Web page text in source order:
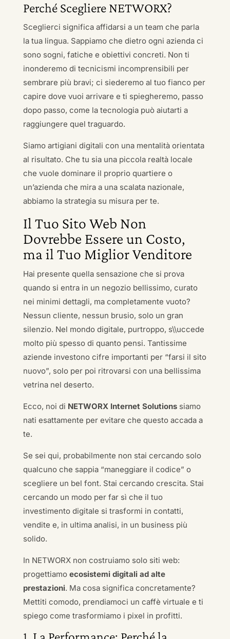
Perché Scegliere NETWORX?
Sceglierci significa affidarsi a un team che parla
la tua lingua. Sappiamo che dietro ogni azienda ci
sono sogni, fatiche e obiettivi concreti. Non ti
inonderemo di tecnicismi incomprensibili per
sembrare più bravi; ci siederemo al tuo fianco per
capire dove vuoi arrivare e ti spiegheremo, passo
dopo passo, come la tecnologia può aiutarti a
raggiungere quel traguardo.
Siamo artigiani digitali con una mentalità orientata
al risultato. Che tu sia una piccola realtà locale
che vuole dominare il proprio quartiere o
un’azienda che mira a una scalata nazionale,
abbiamo la strategia su misura per te.
Il Tuo Sito Web Non
Dovrebbe Essere un Costo,
ma il Tuo Miglior Venditore
Hai presente quella sensazione che si prova
quando si entra in un negozio bellissimo, curato
nei minimi dettagli, ma completamente vuoto?
Nessun cliente, nessun brusio, solo un gran
silenzio. Nel mondo digitale, purtroppo, s\\uccede
molto più spesso di quanto pensi. Tantissime
aziende investono cifre importanti per “farsi il sito
nuovo”, solo per poi ritrovarsi con una bellissima
vetrina nel deserto.
Ecco, noi di NETWORX Internet Solutionssiamo
nati esattamente per evitare che questo accada a
te.
Se sei qui, probabilmente non stai cercando solo
qualcuno che sappia “maneggiare il codice” o
scegliere un bel font. Stai cercando crescita. Stai
cercando un modo per far sì che il tuo
investimento digitale si trasformi in contatti,
vendite e, in ultima analisi, in un business più
solido.
In NETWORX non costruiamo solo siti web:
progettiamo ecosistemi digitali ad alte
prestazioni. Ma cosa significa concretamente?
Mettiti comodo, prendiamoci un caffè virtuale e ti
spiego come trasformiamo i pixel in profitti.